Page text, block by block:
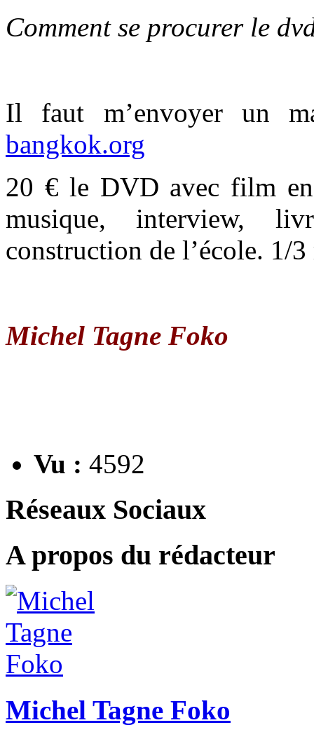
Comment se procurer le
Il faut m’envoyer un
bangkok.org
20 € le DVD avec film
musique, interview,
construction de l’école. 1/
Michel Tagne Foko
Vu : 4592
Réseaux Sociaux
A propos du rédacteur
Michel Tagne Foko